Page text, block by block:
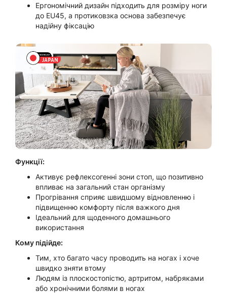
Ергономічний дизайн підходить для розміру ноги
до EU45, а протиковзка основа забезпечує
надійну фіксацію
Функції:
Активує рефлексогенні зони стоп, що позитивно
впливає на загальний стан організму
Прогрівання сприяє швидшому відновленню і
підвищенню комфорту після важкого дня
Ідеальний для щоденного домашнього
використання
Кому підійде:
Тим, хто багато часу проводить на ногах і хоче
швидко зняти втому
Людям із плоскостопістю, артритом, набряками
або хронічними болями в ногах